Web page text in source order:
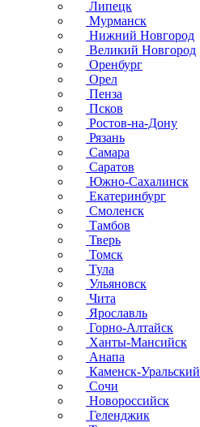
Липецк
Мурманск
Нижний Новгород
Великий Новгород
Оренбург
Орел
Пенза
Псков
Ростов-на-Дону
Рязань
Самара
Саратов
Южно-Сахалинск
Екатеринбург
Смоленск
Тамбов
Тверь
Томск
Тула
Ульяновск
Чита
Ярославль
Горно-Алтайск
Ханты-Мансийск
Анапа
Каменск-Уральский
Сочи
Новороссийск
Геленджик